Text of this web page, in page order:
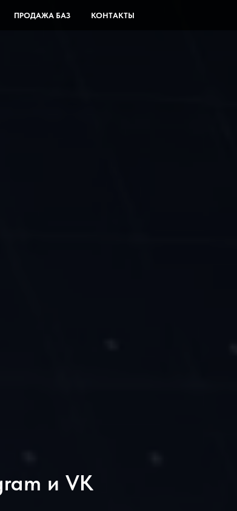
ПРОДАЖА БАЗ КОНТАКТЫ
и VK